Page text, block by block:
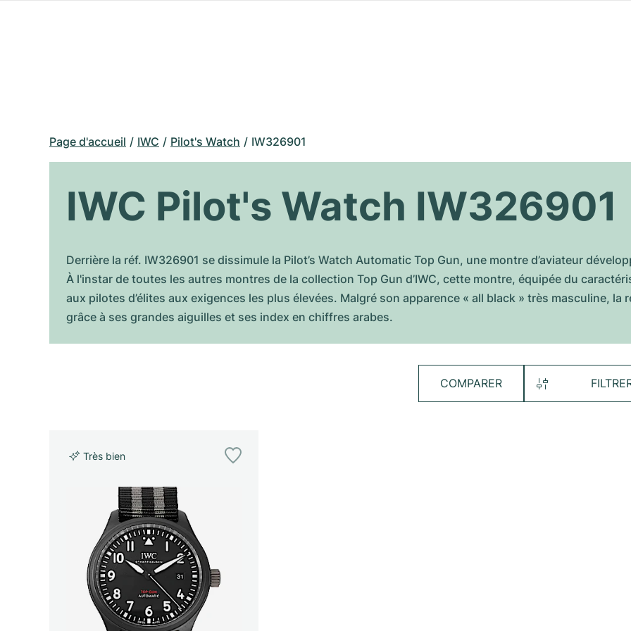
Page d'accueil IWC Pilot's Watch IW326901
IWC Pilot's Watch IW326901
Derrière la réf. IW326901 se dissimule la Pilot’s Watch Automatic Top Gun, une montre d’aviateur
À l'instar de toutes les autres montres de la collection Top Gun d’IWC, cette montre, équipée du
aux pilotes d’élites aux exigences les plus élevées. Malgré son apparence « all black » très masculine,
grâce à ses grandes aiguilles et ses index en chiffres arabes.
COMPARER
Très bien